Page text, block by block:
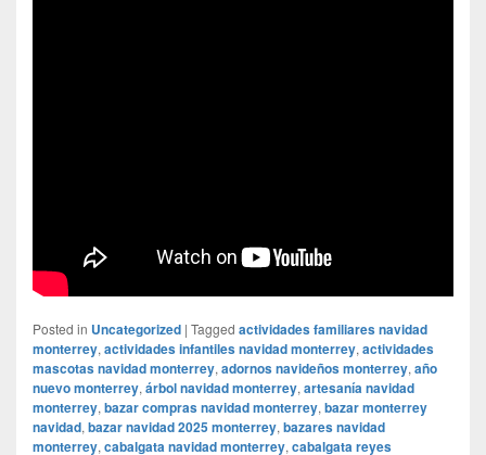
Posted in Uncategorized | Tagged actividades familiares navidad
monterrey, actividades infantiles navidad monterrey, actividades
mascotas navidad monterrey, adornos navideños monterrey, año
nuevo monterrey, árbol navidad monterrey, artesanía navidad
monterrey, bazar compras navidad monterrey, bazar monterrey
navidad, bazar navidad 2025 monterrey, bazares navidad
monterrey, cabalgata navidad monterrey, cabalgata reyes